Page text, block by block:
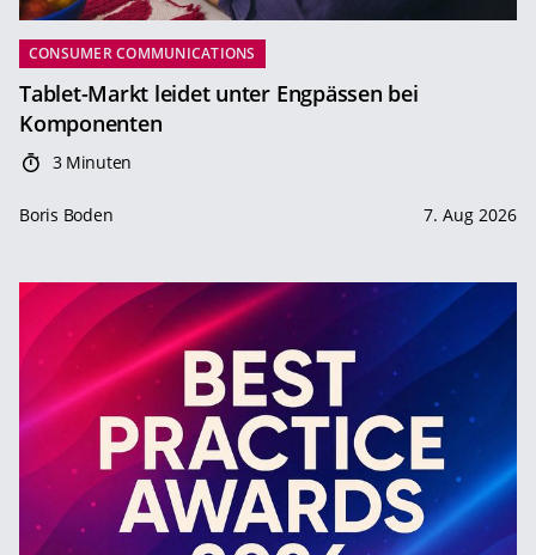
CONSUMER COMMUNICATIONS
Tablet-Markt leidet unter Engpässen bei
Komponenten
3 Minuten
Boris Boden 7. Aug 2026